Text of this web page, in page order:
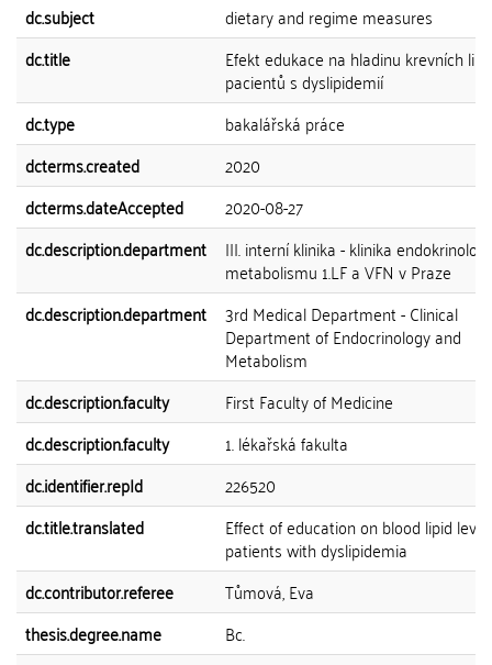
dc.subject
dietary and regime measures
dc.title
Efekt edukace na hladinu krevních
pacientů s dyslipidemií
dc.type
bakalářská práce
dcterms.created
2020
dcterms.dateAccepted
2020-08-27
dc.description.department
III. interní klinika - klinika
metabolismu 1.LF a VFN v Praze
dc.description.department
3rd Medical Department - Clinical
Department of Endocrinology and
Metabolism
dc.description.faculty
First Faculty of Medicine
dc.description.faculty
1. lékařská fakulta
dc.identifier.repId
226520
dc.title.translated
Effect of education on blood lipid
patients with dyslipidemia
dc.contributor.referee
Tůmová, Eva
thesis.degree.name
Bc.